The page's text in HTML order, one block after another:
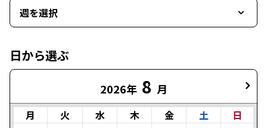
週を選択
日から選ぶ
2026年 8 月
月 火 水 木 金 土
日